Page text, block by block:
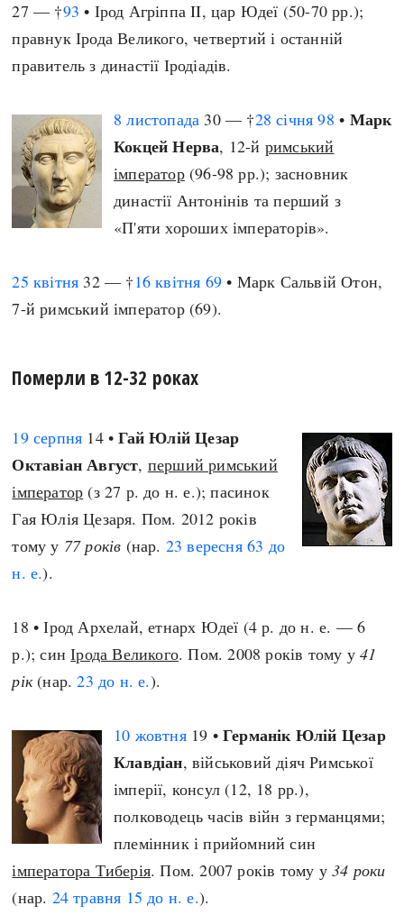
27 — †93 • Ірод Агріппа II, цар Юдеї (50-70 рр.);
правнук Ірода Великого, четвертий і останній
правитель з династії Іродіадів.
8 листопада 30 — †28 січня 98 • Марк
Кокцей Нерва, 12-й римський
імператор(96-98 рр.); засновник
династії Антонінів та перший з
«П'яти хороших імператорів».
25 квітня 32 — †16 квітня 69 • Марк Сальвій Отон,
7-й римський імператор (69).
Померли в 12-32 роках
19 серпня 14 •Гай Юлій Цезар
Октавіан Август, перший римський
імператор (з 27 р. до н. е.); пасинок
Гая Юлія Цезаря. Пом. 2012 років
тому у 77 років (нар. 23 вересня 63 до
н. е.).
18 • Ірод Архелай, етнарх Юдеї (4 р. до н. е. — 6
р.); синІрода Великого. Пом. 2008 років тому у41
рік(нар.23 до н. е.).
10 жовтня19 •Германік Юлій Цезар
Клавдіан, військовий діяч Римської
імперії, консул (12, 18 рр.),
полководець часів війн з германцями;
племінник і прийомний син
імператора Тиберія. Пом. 2007 років тому у34 роки
(нар. 24 травня 15 до н. е.).